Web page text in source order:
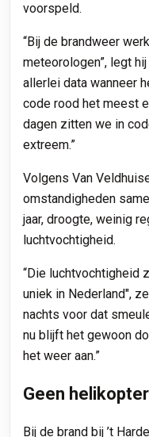
voorspeld.
“Bij de brandweer
meteorologen”, legt
allerlei data wanneer
code rood het meest
dagen zitten we in
extreem.”
Volgens Van
omstandigheden
jaar, droogte, weinig
luchtvochtigheid.
“Die luchtvochtigheid
uniek in Nederland",
nachts voor dat
nu blijft het gewoon
het weer aan.”
Geen
Bij de brand bij ’t